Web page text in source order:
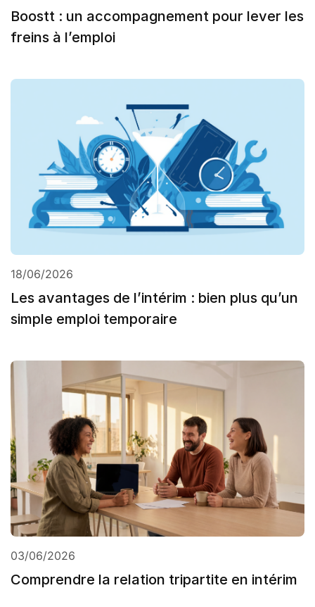
Boostt : un accompagnement pour lever les
freins à l’emploi
18/06/2026
Les avantages de l’intérim : bien plus qu’un
simple emploi temporaire
03/06/2026
Comprendre la relation tripartite en intérim